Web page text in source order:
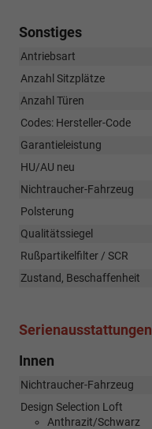
Sonstiges
Antriebsart
Anzahl Sitzplätze
Anzahl Türen
Codes: Hersteller-Code
Garantieleistung
HU/AU neu
Nichtraucher-Fahrzeug
Polsterung
Qualitätssiegel
Rußpartikelfilter / SCR
Zustand, Beschaffenheit
Serienausstattungen
Innen
Nichtraucher-Fahrzeug
Design Selection Loft
Anthrazit/Schwarz